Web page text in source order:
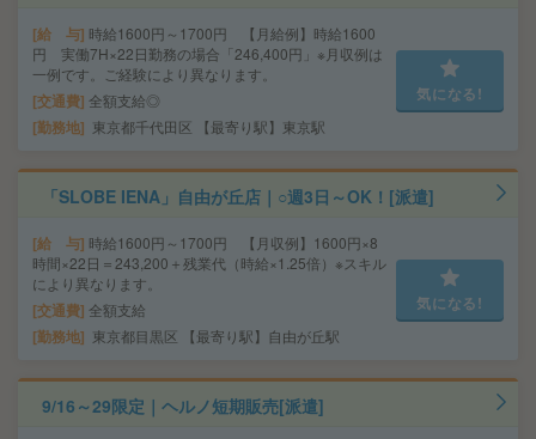
給 与 時給1600円～1700円 【月給例】時給1600
円 実働7H×22日勤務の場合「246,400円」※月収例は
一例です。ご経験により異なります。
交通費 全額支給◎
勤務地 東京都千代田区 【最寄り駅】東京駅
気になる!
「SLOBE IENA」自由が丘店｜○週3日～OK！[派遣]
給 与 時給1600円～1700円 【月収例】1600円×8
時間×22日＝243,200＋残業代（時給×1.25倍）※スキル
により異なります。
交通費 全額支給
勤務地 東京都目黒区 【最寄り駅】自由が丘駅
気になる!
9/16～29限定｜ヘルノ短期販売[派遣]